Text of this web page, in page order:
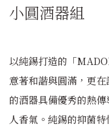
小圓酒器組
以純錫打造的「
意著和諧與圓滿，更
的酒器具備優秀的熱
人香氣。純錫的抑菌